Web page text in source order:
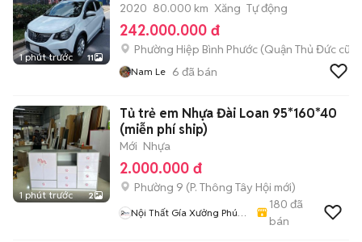
1 phút trước 11
2020 80.000 km Xăng Tự động
242.000.000 đ
Phường Hiệp Bình Phước (Quận Thủ Đức cũ)
Nam Le 6 đã bán
1 phút trước 2
Tủ trẻ em Nhựa Đài Loan 95*160*40
(miễn phí ship)
Mới Nhựa
2.000.000 đ
Phường 9 (P. Thông Tây Hội mới)
Nội Thất Gía Xưởng Phúc
180 đã
bán